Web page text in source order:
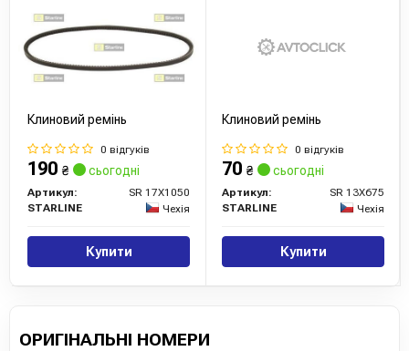
Клиновий ремінь
0 відгуків
190 ₴ сьогодні
Артикул:
SR 17X1050
STARLINE
Чехія
Купити
Клиновий ремінь
0 відгуків
70 ₴ сьогодні
Артикул:
SR 13X675
STARLINE
Чехія
Купити
ОРИГІНАЛЬНІ НОМЕРИ